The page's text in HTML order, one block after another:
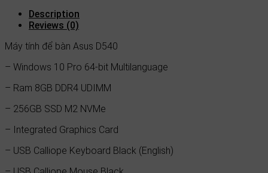
Description
Reviews (0)
Máy tính để bàn Asus D540
– Windows 10 Pro 64-bit Multilanguage
– Ram 8GB DDR4 UDIMM
– 256GB SSD M2 NVMe
– Integrated Graphics Card
– USB Calliope Keyboard Black (English)